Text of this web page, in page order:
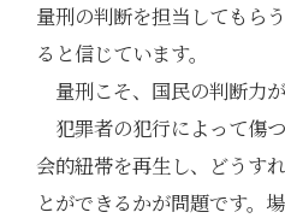
量刑の判断を担当してもら
ると信じています。
量刑こそ、国民の判断力
犯罪者の犯行によって傷
会的紐帯を再生し、どうす
とができるかが問題です。